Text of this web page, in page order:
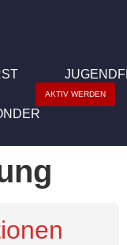
AKTIV WERDEN